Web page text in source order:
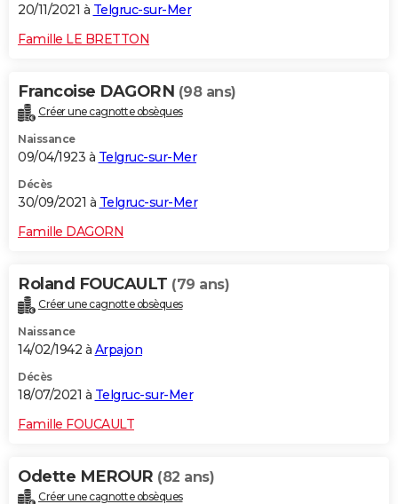
20/11/2021 à Telgruc-sur-Mer
Famille LE BRETTON
Francoise DAGORN (98 ans)
Créer une cagnotte obsèques
Naissance
09/04/1923 à Telgruc-sur-Mer
Décès
30/09/2021 à Telgruc-sur-Mer
Famille DAGORN
Roland FOUCAULT (79 ans)
Créer une cagnotte obsèques
Naissance
14/02/1942 à Arpajon
Décès
18/07/2021 à Telgruc-sur-Mer
Famille FOUCAULT
Odette MEROUR (82 ans)
Créer une cagnotte obsèques